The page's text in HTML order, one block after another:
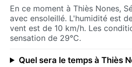
En ce moment à Thiès Nones,
avec ensoleillé. L'humidité est
vent est de 10 km/h. Les
sensation de 29°C.
Quel sera le temps à Thiès